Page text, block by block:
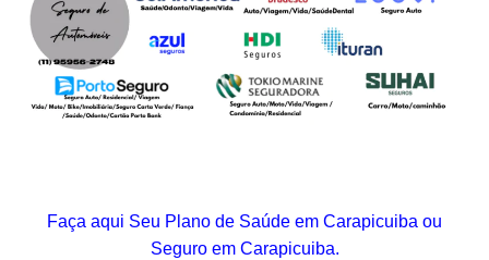
Faça aqui Seu Plano de Saúde em Carapicuiba ou
Seguro em Carapicuiba.